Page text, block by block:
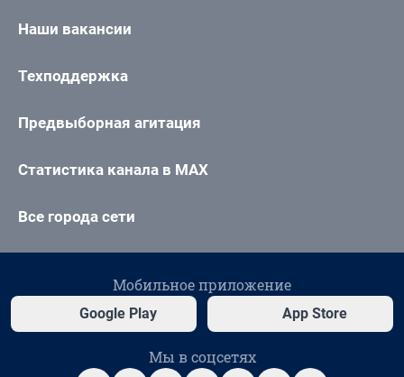
Наши вакансии
Техподдержка
Предвыборная агитация
Статистика канала в MAX
Все города сети
Мобильное приложение
Google Play App Store
Мы в соцсетях